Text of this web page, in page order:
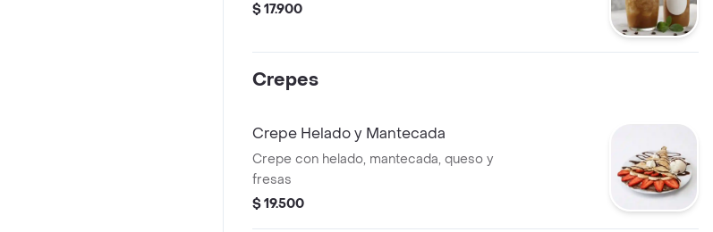
$ 17.900
Crepes
Crepe Helado y Mantecada
Crepe con helado, mantecada, queso y
fresas
$ 19.500